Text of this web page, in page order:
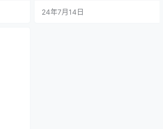
24年7月14日